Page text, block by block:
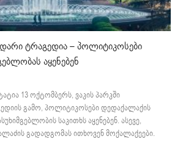
ტრაგედია – პოლიტიკოსები
აყენებენ
13 ოქტომბერს, ვაკის პარკში
გამო, პოლიტიკოსები დედაქალაქის
საკითხს აყენებენ. ასევე,
გადადგომას ითხოვენ მოქალაქეები.